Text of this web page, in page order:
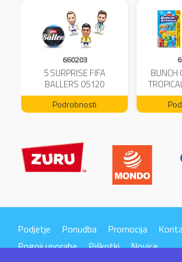
660203
5 SURPRISE FIFA
BALLERS 05120
Podrobnosti
BUNCH
Podjetje Ponudba Promocija
Pogoji uporabe
Piškotki Novice